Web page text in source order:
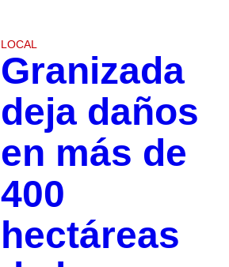
LOCAL
Granizada
deja daños
en más de
400
hectáreas